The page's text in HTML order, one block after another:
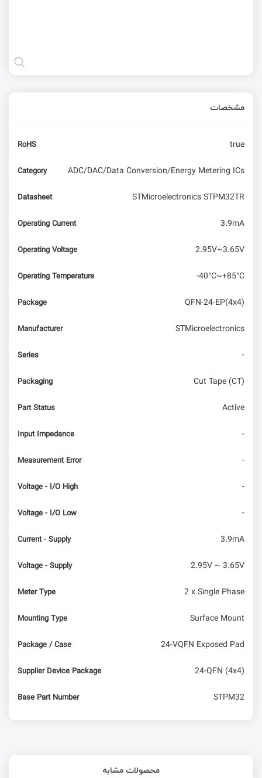
مشخصات
RoHS true
Category ADC/DAC/Data Conversion/Energy Metering ICs
Datasheet STMicroelectronics STPM32TR
Operating Current 3.9mA
Operating Voltage 2.95V~3.65V
Operating Temperature -40°C~+85°C
Package QFN-24-EP(4x4)
Manufacturer STMicroelectronics
Series -
Packaging Cut Tape (CT)
Part Status Active
Input Impedance -
Measurement Error -
Voltage - I/O High -
Voltage - I/O Low -
Current - Supply 3.9mA
Voltage - Supply 2.95V ~ 3.65V
Meter Type 2 x Single Phase
Mounting Type Surface Mount
Package / Case 24-VQFN Exposed Pad
Supplier Device Package 24-QFN (4x4)
Base Part Number STPM32
محصولات مشابه